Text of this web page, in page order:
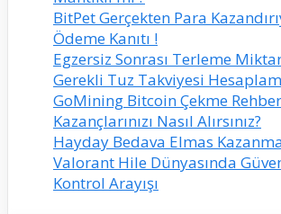
BitPet Gerçekten Para
Ödeme Kanıtı !
Egzersiz Sonrası Terleme
Gerekli Tuz Takviyesi
GoMining Bitcoin Çekme
Kazançlarınızı Nasıl Alırsınız?
Hayday Bedava Elmas
Valorant Hile Dünyasında
Kontrol Arayışı